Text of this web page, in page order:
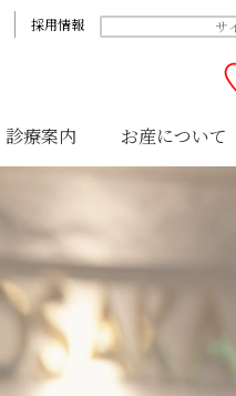
採用情報
診療案内 お産について